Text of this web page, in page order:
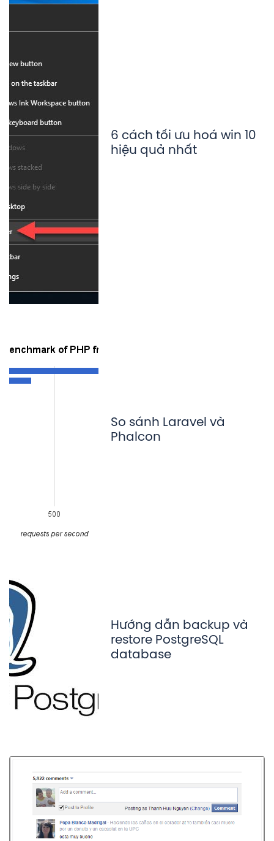
6 cách tối ưu hoá win 10
hiệu quả nhất
So sánh Laravel và
Phalcon
Hướng dẫn backup và
restore PostgreSQL
database